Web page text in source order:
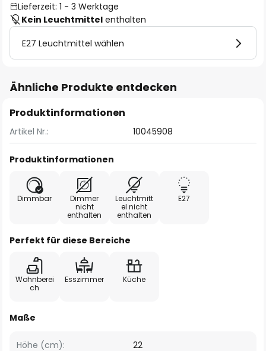
Lieferzeit: 1 - 3 Werktage
Kein Leuchtmittel enthalten
E27 Leuchtmittel wählen
Ähnliche Produkte entdecken
Produktinformationen
Artikel Nr.: 10045908
Produktinformationen
Dimmbar
Dimmer
nicht
enthalten
Leuchtmitt
el nicht
enthalten
E27
Perfekt für diese Bereiche
Wohnberei
ch
Esszimmer Küche
Maße
Höhe (cm):
22